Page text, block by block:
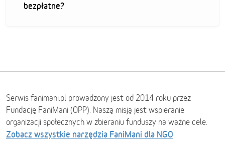
bezpłatne?
Serwis fanimani.pl prowadzony jest od 2014 roku przez
Fundację FaniMani (OPP). Naszą misją jest wspieranie
organizacji społecznych w zbieraniu funduszy na ważne cele.
Zobacz wszystkie narzędzia FaniMani dla NGO